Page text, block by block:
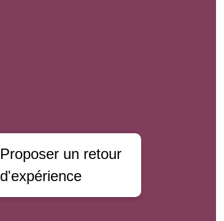
Proposer un retour
d'expérience